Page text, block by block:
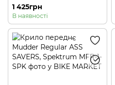
1 425грн
В наявності